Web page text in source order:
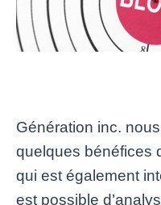
Génération inc.
quelques bénéfices
qui est également
est possible